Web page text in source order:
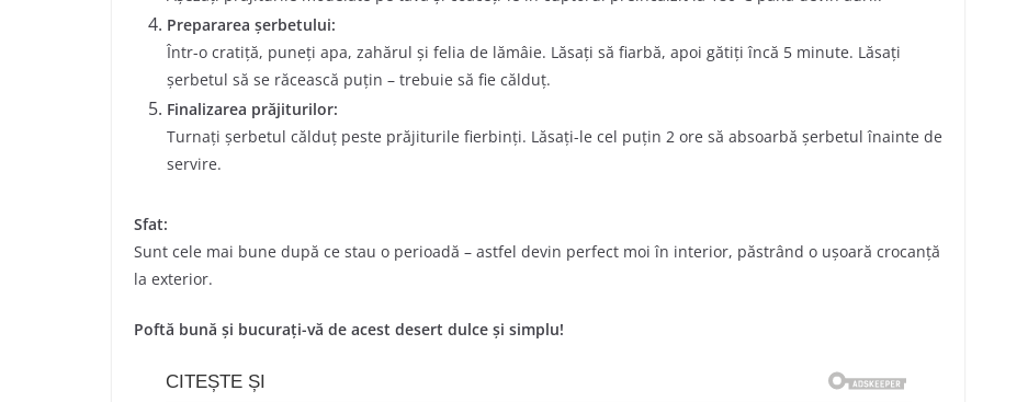
Prepararea șerbetului:
Într-o cratiță, puneți apa, zahărul și felia de lămâie. Lăsați să fiarbă, apoi gătiți încă 5 minute. Lăsați
șerbetul să se răcească puțin – trebuie să fie călduț.
Finalizarea prăjiturilor:
Turnați șerbetul călduț peste prăjiturile fierbinți. Lăsați-le cel puțin 2 ore să absoarbă șerbetul înainte de
servire.
Sfat:
Sunt cele mai bune după ce stau o perioadă – astfel devin perfect moi în interior, păstrând o ușoară crocanță
la exterior.
Poftă bună și bucurați-vă de acest desert dulce și simplu!